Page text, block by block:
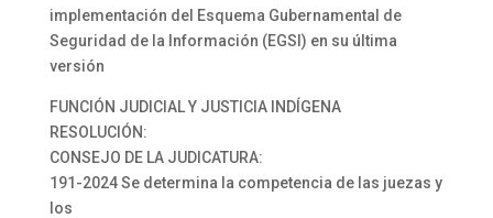
implementación del Esquema Gubernamental de
Seguridad de la Información (EGSI) en su última
versión
FUNCIÓN JUDICIAL Y JUSTICIA INDÍGENA
RESOLUCIÓN:
CONSEJO DE LA JUDICATURA:
191-2024 Se determina la competencia de las juezas y
los